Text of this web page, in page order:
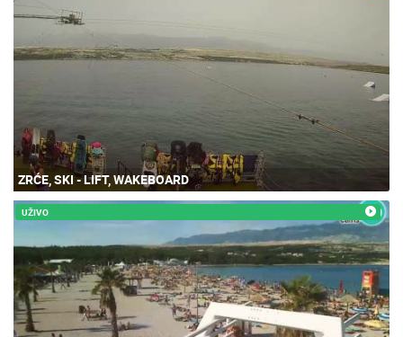
ZRĆE, SKI - LIFT, WAKEBOARD
UŽIVO